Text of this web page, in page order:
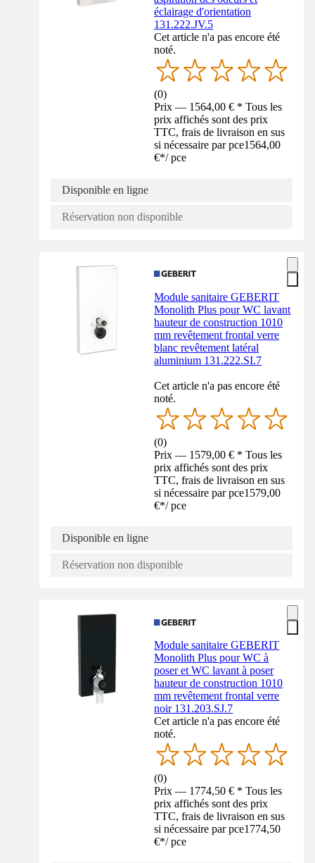
éclairage d'orientation
131.222.JV.5
Cet article n'a pas encore été
noté.
(0)
Prix — 1564,00 € * Tous les
prix affichés sont des prix
TTC, frais de livraison en sus
si nécessaire par pce1564,00
€*/ pce
Disponible en ligne
Réservation non disponible
Module sanitaire GEBERIT
Monolith Plus pour WC lavant
hauteur de construction 1010
mm revêtement frontal verre
blanc revêtement latéral
aluminium 131.222.SI.7
Cet article n'a pas encore été
noté.
(0)
Prix — 1579,00 € * Tous les
prix affichés sont des prix
TTC, frais de livraison en sus
si nécessaire par pce1579,00
€*/ pce
Disponible en ligne
Réservation non disponible
Module sanitaire GEBERIT
Monolith Plus pour WC à
poser et WC lavant à poser
hauteur de construction 1010
mm revêtement frontal verre
noir 131.203.SJ.7
Cet article n'a pas encore été
noté.
(0)
Prix — 1774,50 € * Tous les
prix affichés sont des prix
TTC, frais de livraison en sus
si nécessaire par pce1774,50
€*/ pce